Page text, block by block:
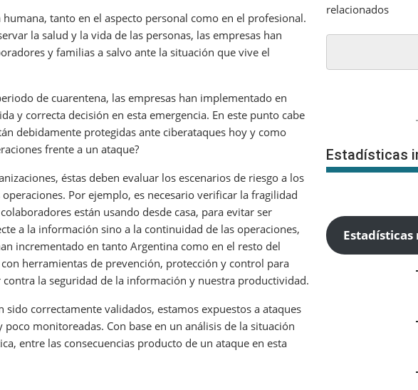
tanto en el aspecto personal como en el profesional.
la salud y la vida de las personas, las empresas han
y familias a salvo ante la situación que vive el
de cuarentena, las empresas han implementado en
y correcta decisión en esta emergencia. En este punto cabe
debidamente protegidas ante ciberataques hoy y como
frente a un ataque?
éstas deben evaluar los escenarios de riesgo a los
Por ejemplo, es necesario verificar la fragilidad
están usando desde casa, para evitar ser
a la información sino a la continuidad de las operaciones,
incrementado en tanto Argentina como en el resto del
herramientas de prevención, protección y control para
la seguridad de la información y nuestra productividad.
correctamente validados, estamos expuestos a ataques
monitoreadas. Con base en un análisis de la situación
entre las consecuencias producto de un ataque en esta
relacionados
Estadísticas